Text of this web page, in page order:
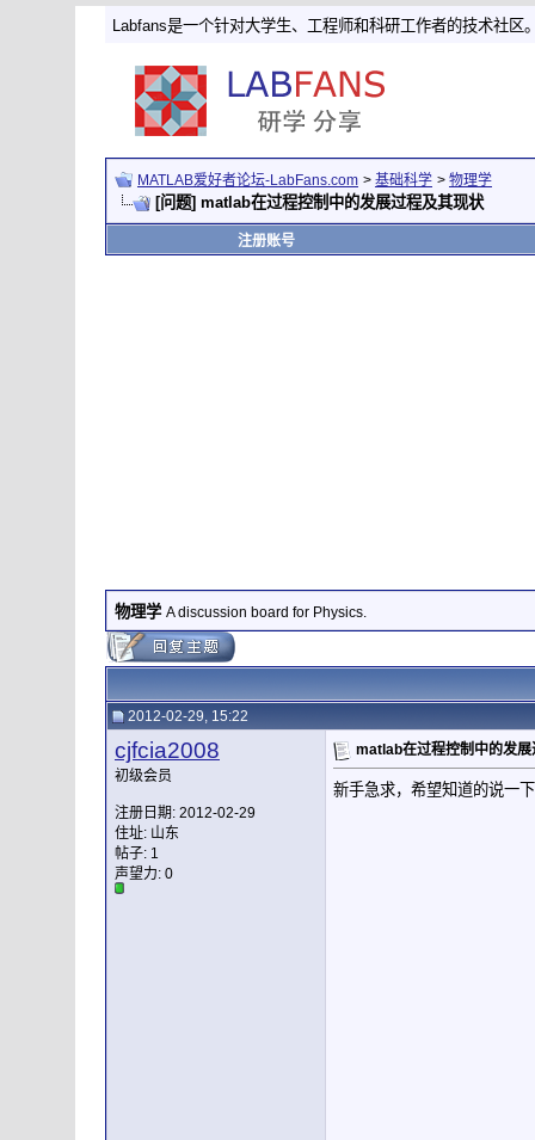
Labfans是一个针对大学生、工程师和科研工作者的技术社区
MATLAB爱好者论坛-LabFans.com > 基础科学 > 物理学
[问题] matlab在过程控制中的发展过程及其现状
注册账号
物理学 A discussion board for Physics.
2012-02-29, 15:22
cjfcia2008
初级会员
注册日期: 2012-02-29
住址: 山东
帖子: 1
声望力: 0
matlab在过程控制中的发展
新手急求，希望知道的说一